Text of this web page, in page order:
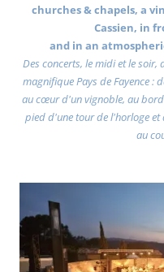
churches & chapels, a
Cassien, in
and in an
Des concerts, le midi et le
magnifique Pays de Fayence :
au cœur d'un vignoble, au
pied d'une tour de l'horloge
au